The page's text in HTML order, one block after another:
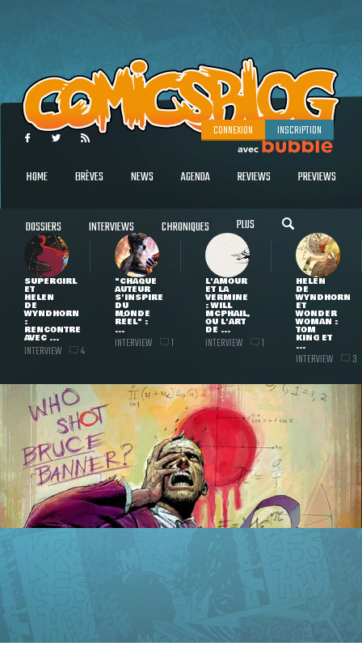
CONNEXION INSCRIPTION
HOME BRÈVES NEWS AGENDA REVIEWS PREVIEWS
DOSSIERS INTERVIEWS CHRONIQUES PLUS
SUPERGIRL
ET
HELEN
DE
WYNDHORN
:
RENCONTRE
AVEC ...
INTERVIEW 4
"CHAQUE
AUTEUR
S'INSPIRE
DU
MONDE
RÉEL" :
...
INTERVIEW 1
L'AMOUR
ET LA
VERMINE
: WILL
MCPHAIL,
OU L'ART
DE ...
INTERVIEW 1
HELEN
DE
WYNDHORN
ET
WONDER
WOMAN :
TOM
KING ET
...
INTERVIEW 3